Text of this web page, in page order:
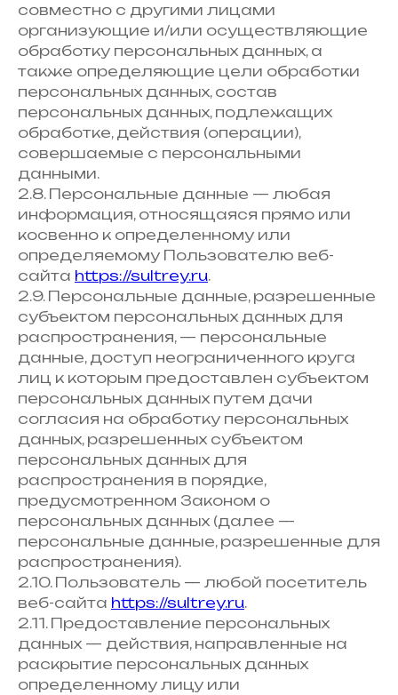
совместно с другими лицами
организующие и/или осуществляющие
обработку персональных данных, а
также определяющие цели обработки
персональных данных, состав
персональных данных, подлежащих
обработке, действия (операции),
совершаемые с персональными
данными.
2.8. Персональные данные — любая
информация, относящаяся прямо или
косвенно к определенному или
определяемому Пользователю веб-
сайта https://sultrey.ru.
2.9. Персональные данные, разрешенные
субъектом персональных данных для
распространения, — персональные
данные, доступ неограниченного круга
лиц к которым предоставлен субъектом
персональных данных путем дачи
согласия на обработку персональных
данных, разрешенных субъектом
персональных данных для
распространения в порядке,
предусмотренном Законом о
персональных данных (далее —
персональные данные, разрешенные для
распространения).
2.10. Пользователь — любой посетитель
веб-сайта https://sultrey.ru.
2.11. Предоставление персональных
данных — действия, направленные на
раскрытие персональных данных
определенному лицу или